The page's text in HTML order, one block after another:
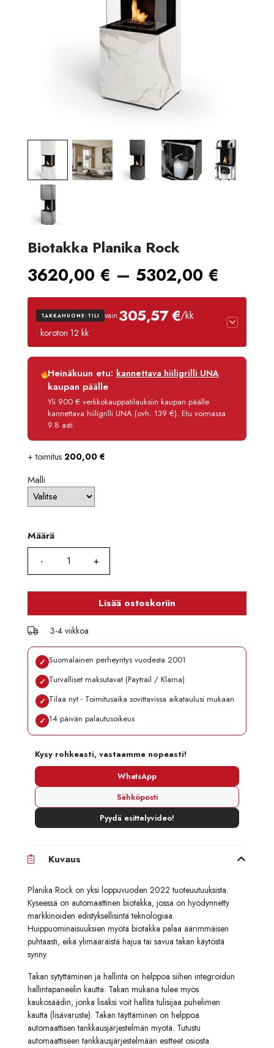
Biotakka Planika Rock
3620,00 € – 5302,00 €
TAKKAHUONE-TILI vain 305,57 €/kk
· koroton 12 kk
Luottoaika
12 kk
Korko
Käsittelymaksu
3,90 €/kk
Maksettava yhteensä
Heinäkuun etu:kannettava hiiligrilli UNA
kaupan päälle
Yli 900 € verkkokauppatilauksiin kaupan päälle
kannettava hiiligrilli UNA (ovh. 139 €). Etu voimassa
9.8 asti.
+ toimitus 200,00 €
Malli
Määrä
Määrä
Lisää ostoskoriin
3-4 viikkoa
✓ Suomalainen perheyritys vuodesta 2001
✓ Turvalliset maksutavat (Paytrail / Klarna)
✓ Tilaa nyt - Toimitusaika sovittavissa aikataulusi mukaan
✓ 14 päivän palautusoikeus
Kysy rohkeasti, vastaamme nopeasti!
WhatsApp
Sähköposti
Pyydä esittelyvideo!
Kuvaus
Planika Rock on yksi loppuvuoden 2022 tuoteuutuuksista.
Kyseessä on automaattinen biotakka, jossa on hyödynnetty
markkinoiden edistyksellisintä teknologiaa.
Huippuominaisuuksien myötä biotakka palaa äärimmäisen
puhtaasti, eikä ylimääräistä hajua tai savua takan käytöstä
synny.
Takan sytyttäminen ja hallinta on helppoa siihen integroidun
hallintapaneelin kautta. Takan mukana tulee myös
kaukosäädin, jonka lisäksi voit hallita tulisijaa puhelimen
kautta (lisävaruste). Takan täyttäminen on helppoa
automaattisen tankkausjärjestelmän myötä. Tutustu
automaattiseen tankkausjärjestelmään esitteet osiosta.